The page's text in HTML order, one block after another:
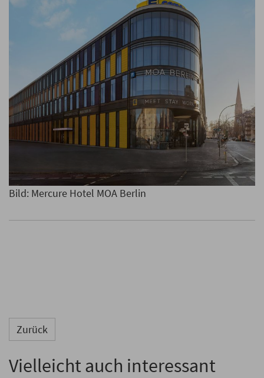
Bild: Mercure Hotel MOA Berlin
Zurück
Vielleicht auch interessant